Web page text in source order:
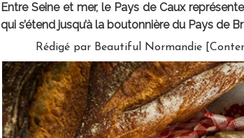
Entre Seine et mer, le Pays de Caux
qui s’étend jusqu’à la boutonnière du Pays de
Rédigé par Beautiful Normandie